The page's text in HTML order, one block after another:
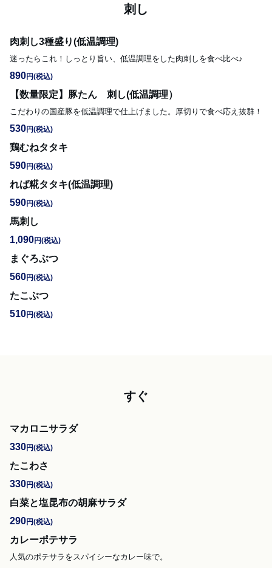
刺し
肉刺し3種盛り(低温調理)
迷ったらこれ！しっとり旨い、低温調理をした肉刺しを食べ比べ♪
890円(税込)
【数量限定】豚たん 刺し(低温調理）
こだわりの国産豚を低温調理で仕上げました。厚切りで食べ応え抜群！
530円(税込)
鶏むねタタキ
590円(税込)
れば糀タタキ(低温調理)
590円(税込)
馬刺し
1,090円(税込)
まぐろぶつ
560円(税込)
たこぶつ
510円(税込)
すぐ
マカロニサラダ
330円(税込)
たこわさ
330円(税込)
白菜と塩昆布の胡麻サラダ
290円(税込)
カレーポテサラ
人気のポテサラをスパイシーなカレー味で。